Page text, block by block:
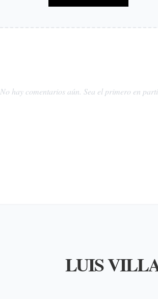
No hay comentarios aún. Sea el primero en
LUIS